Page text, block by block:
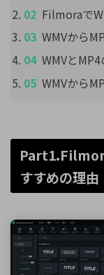
Filmoraで
WMVから
WMVと
WMVから
すすめの理由